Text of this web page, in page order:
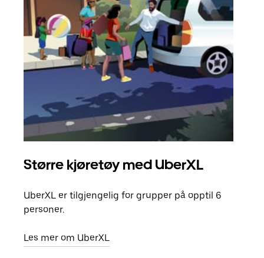
Større kjøretøy med UberXL
UberXL er tilgjengelig for grupper på opptil 6
personer.
Les mer om UberXL